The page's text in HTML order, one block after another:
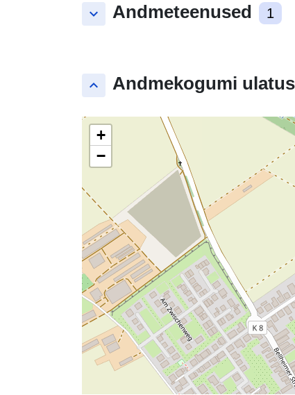
keyboard_arrow_down Andmeteenused 1
keyboard_arrow_up Andmekogumi ulatus
+
−